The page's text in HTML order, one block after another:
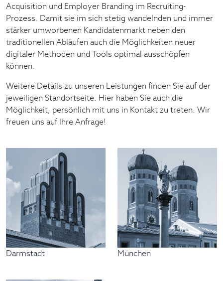
Acquisition und Employer Branding im Recruiting-
Prozess. Damit sie im sich stetig wandelnden und immer
stärker umworbenen Kandidatenmarkt neben den
traditionellen Abläufen auch die Möglichkeiten neuer
digitaler Methoden und Tools optimal ausschöpfen
können.
Weitere Details zu unseren Leistungen finden Sie auf der
jeweiligen Standortseite. Hier haben Sie auch die
Möglichkeit, persönlich mit uns in Kontakt zu treten. Wir
freuen uns auf Ihre Anfrage!
Darmstadt München